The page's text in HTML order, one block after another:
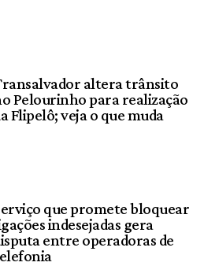
altera trânsito
Pelourinho para realização
Flipelô; veja o que muda
que promete bloquear
indesejadas gera
entre operadoras de